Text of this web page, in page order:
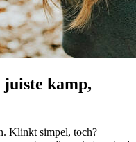
juiste kamp,
Klinkt simpel, toch?